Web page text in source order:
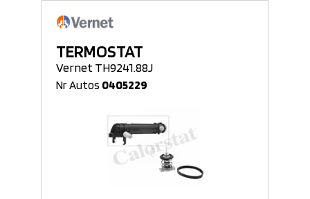
TERMOSTAT
Vernet TH9241.88J
Nr Autos 0405229